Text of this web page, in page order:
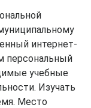
интернет-
персональный
учебные
Изучать
Место